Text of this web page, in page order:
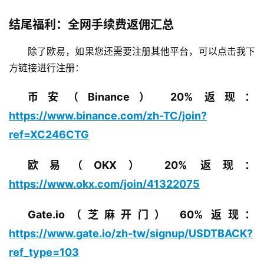
结尾福利：全网手续费返佣汇总
除了欧易，如果您还需要注册其他平台，可以点击我下
方链接进行注册：
币安（Binance） 20% 返现：
https://www.binance.com/zh-TC/join?
ref=XC246CTG
欧易（OKX） 20% 返现：
https://www.okx.com/join/41322075
Gate.io（芝麻开门） 60% 返现：
https://www.gate.io/zh-tw/signup/USDTBACK?
ref_type=103